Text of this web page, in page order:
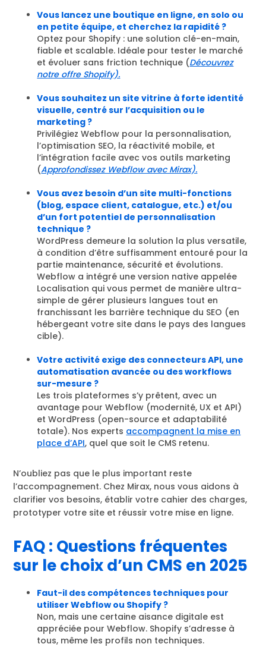
Vous lancez une boutique en ligne, en solo ou
en petite équipe, et cherchez la rapidité ?
Optez pour Shopify : une solution clé-en-main,
fiable et scalable. Idéale pour tester le marché
et évoluer sans friction technique (Découvrez
notre offre Shopify).
Vous souhaitez un site vitrine à forte identité
visuelle, centré sur l’acquisition ou le
marketing ?
Privilégiez Webflow pour la personnalisation,
l’optimisation SEO, la réactivité mobile, et
l’intégration facile avec vos outils marketing
(Approfondissez Webflow avec Mirax).
Vous avez besoin d’un site multi-fonctions
(blog, espace client, catalogue, etc.) et/ou
d’un fort potentiel de personnalisation
technique ?
WordPress demeure la solution la plus versatile,
à condition d’être suffisamment entouré pour la
partie maintenance, sécurité et évolutions.
Webflow a intégré une version native appelée
Localisation qui vous permet de manière ultra-
simple de gérer plusieurs langues tout en
franchissant les barrière technique du SEO (en
hébergeant votre site dans le pays des langues
cible).
Votre activité exige des connecteurs API, une
automatisation avancée ou des workflows
sur-mesure ?
Les trois plateformes s’y prêtent, avec un
avantage pour Webflow (modernité, UX et API)
et WordPress (open-source et adaptabilité
totale). Nos experts accompagnent la mise en
place d’API, quel que soit le CMS retenu.
N’oubliez pas que le plus important reste
l’accompagnement. Chez Mirax, nous vous aidons à
clarifier vos besoins, établir votre cahier des charges,
prototyper votre site et réussir votre mise en ligne.
FAQ : Questions fréquentes
sur le choix d’un CMS en 2025
Faut-il des compétences techniques pour
utiliser Webflow ou Shopify ?
Non, mais une certaine aisance digitale est
appréciée pour Webflow. Shopify s’adresse à
tous, même les profils non techniques.